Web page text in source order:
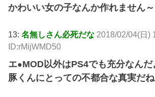
かわいい女の子なんか作れません～
13:名無しさん必死だな 2018/02/04(日)
ID:rMijWMD50
エ●MOD以外はPS4でも充分なんだ
豚くんにとっての不都合な真実だね